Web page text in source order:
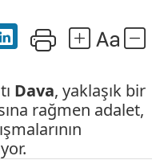
Dava, yaklaşık bir
rağmen adalet,